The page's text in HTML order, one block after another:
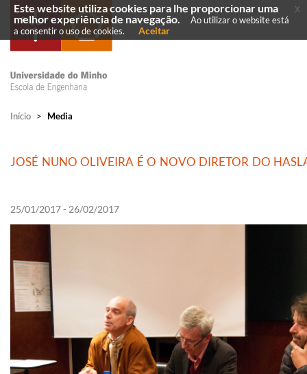
Início > Media
JOSÉ NUNO OLIVEIRA É O NOVO DIRETOR DO
25/01/2017 - 26/02/2017
Este website utiliza cookies para lhe proporcionar uma
melhor experiência de navegação.
Ao utilizar o website está
a consentir o uso de cookies.
Aceitar
x